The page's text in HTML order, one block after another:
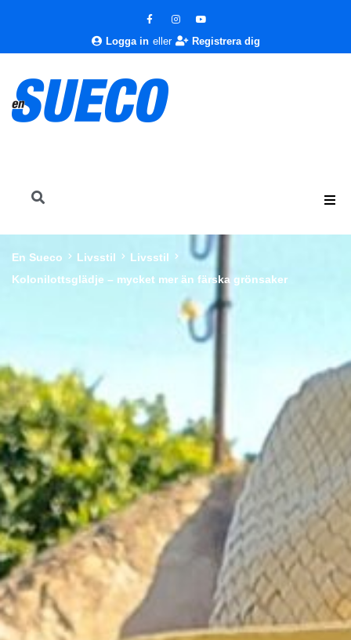
Logga in eller Registrera dig
En Sueco Livsstil
Livsstil
Kolonilottsglädje – mycket mer än färska grönsaker